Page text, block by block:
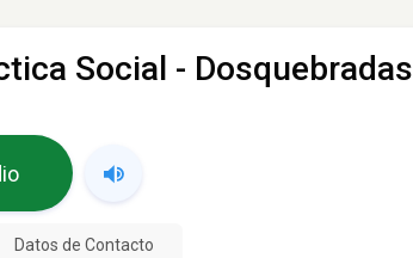
Social - Dosquebradas
Datos de Contacto